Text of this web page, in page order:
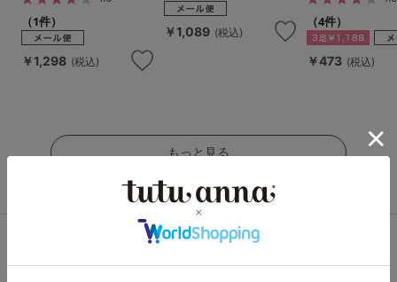
（1件）
￥1,298 (税込)
￥1,089 (税込)
（4件）
￥473 (税込)
もっと見る
タイツ人気ランキング